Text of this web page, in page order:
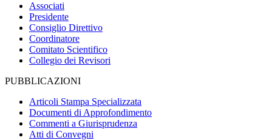
Associati
Presidente
Consiglio Direttivo
Coordinatore
Comitato Scientifico
Collegio dei Revisori
PUBBLICAZIONI
Articoli Stampa Specializzata
Documenti di Approfondimento
Commenti a Giurisprudenza
Atti di Convegni